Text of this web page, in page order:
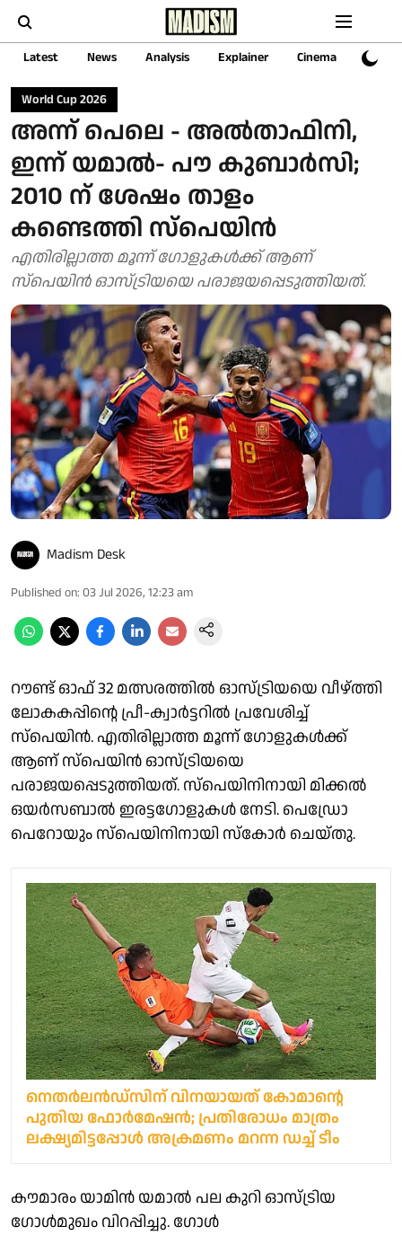
Latest News Analysis Explainer Cinema Sports
World Cup 2026
അന്ന് പെലെ - അൽതാഫിനി,
ഇന്ന് യമാൽ- പൗ കുബാർസി;
2010 ന് ശേഷം താളം
കണ്ടെത്തി സ്പെയിൻ
എതിരില്ലാത്ത മൂന്ന് ഗോളുകൾക്ക് ആണ്
സ്പെയിൻ ഓസ്ട്രിയയെ പരാജയപ്പെടുത്തിയത്.
Madism Desk
Published on: 03 Jul 2026, 12:23 am
റൗണ്ട് ഓഫ് 32 മത്സരത്തിൽ ഓസ്ട്രിയയെ വീഴ്ത്തി
ലോകകപ്പിന്റെ പ്രീ-ക്വാർട്ടറിൽ പ്രവേശിച്ച്
സ്പെയിൻ. എതിരില്ലാത്ത മൂന്ന് ഗോളുകൾക്ക്
ആണ് സ്പെയിൻ ഓസ്ട്രിയയെ
പരാജയപ്പെടുത്തിയത്. സ്പെയിനിനായി മിക്കൽ
ഒയർസബാൽ ഇരട്ടഗോളുകൾ നേടി. പെഡ്രോ
പെറോയും സ്പെയിനിനായി സ്കോർ ചെയ്തു.
നെതർലൻഡ്സിന് വിനയായത് കോമാന്റെ
പുതിയ ഫോർമേഷൻ; പ്രതിരോധം മാത്രം
ലക്ഷ്യമിട്ടപ്പോൾ അക്രമണം മറന്ന ഡച്ച് ടീം
കൗമാരം യാമിൻ യമാൽ പല കുറി ഓസ്ട്രിയ
ഗോൾമുഖം വിറപ്പിച്ചു. ഗോൾ